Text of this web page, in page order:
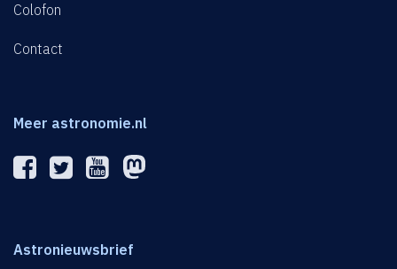
Colofon
Contact
Meer astronomie.nl
Astronieuwsbrief